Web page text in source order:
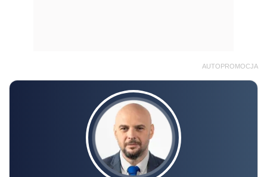
AUTOPROMOCJA